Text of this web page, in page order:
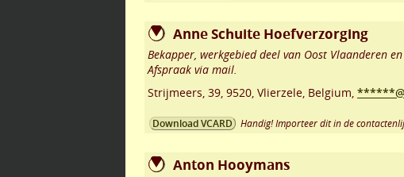
Anne Schuite Hoefverzorging
Bekapper, werkgebied deel van Oost Vlaanderen
Afspraak via mail.
Strijmeers, 39, 9520, Vlierzele, Belgium,
Download VCARD Handig! Importeer dit in de
Anton Hooymans